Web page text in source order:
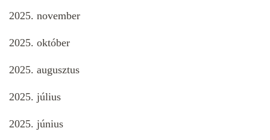
2025. november
2025. október
2025. augusztus
2025. július
2025. június